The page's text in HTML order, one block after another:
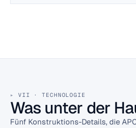
VII · TECHNOLOGIE
Was unter der
Fünf Konstruktions-Details, die